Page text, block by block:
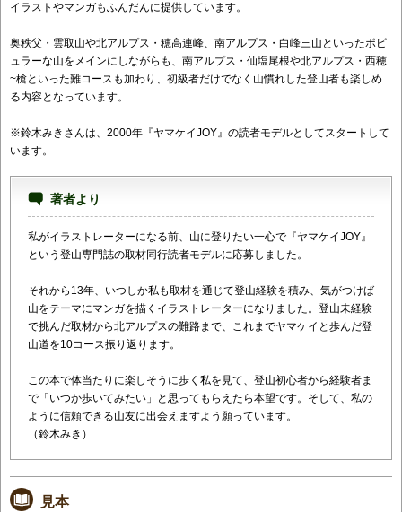
イラストやマンガもふんだんに提供しています。
奥秩父・雲取山や北アルプス・穂高連峰、南アルプス・白峰三山といったポピ
ュラーな山をメインにしながらも、南アルプス・仙塩尾根や北アルプス・西穂
~槍といった難コースも加わり、初級者だけでなく山慣れした登山者も楽しめ
る内容となっています。
※鈴木みきさんは、2000年『ヤマケイJOY』の読者モデルとしてスタートして
います。
著者より
私がイラストレーターになる前、山に登りたい一心で『ヤマケイJOY』
という登山専門誌の取材同行読者モデルに応募しました。
それから13年、いつしか私も取材を通じて登山経験を積み、気がつけば
山をテーマにマンガを描くイラストレーターになりました。登山未経験
で挑んだ取材から北アルプスの難路まで、これまでヤマケイと歩んだ登
山道を10コース振り返ります。
この本で体当たりに楽しそうに歩く私を見て、登山初心者から経験者ま
で「いつか歩いてみたい」と思ってもらえたら本望です。そして、私の
ように信頼できる山友に出会えますよう願っています。
（鈴木みき）
見本